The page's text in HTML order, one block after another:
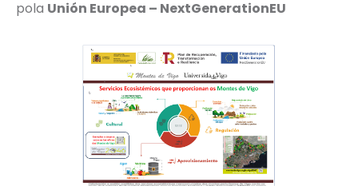
pola Unión Europea – NextGenerationEU